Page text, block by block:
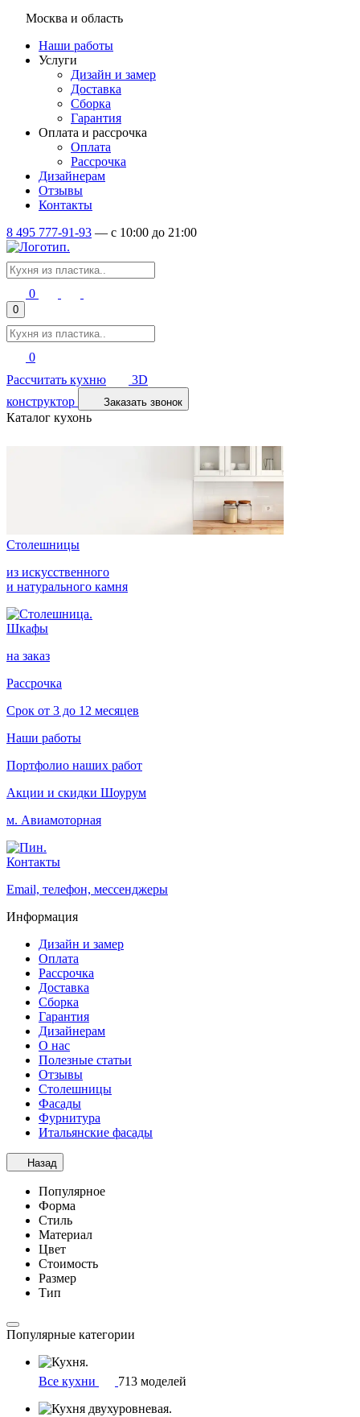
Москва и область
Наши работы
Услуги
Дизайн и замер
Доставка
Сборка
Гарантия
Оплата и рассрочка
Оплата
Рассрочка
Дизайнерам
Отзывы
Контакты
8 495 777-91-93 — c 10:00 до 21:00
0
0
0
Рассчитать кухню
3D
конструктор
Заказать звонок
Каталог кухонь
Столешницы
из искусственного
и натурального камня
Шкафы
на заказ
Рассрочка
Срок от 3 до 12 месяцев
Наши работы
Портфолио наших работ
Акции и скидки Шоурум
м. Авиамоторная
Контакты
Email, телефон, мессенджеры
Информация
Дизайн и замер
Оплата
Рассрочка
Доставка
Сборка
Гарантия
Дизайнерам
О нас
Полезные статьи
Отзывы
Столешницы
Фасады
Фурнитура
Итальянские фасады
Назад
Популярное
Форма
Стиль
Материал
Цвет
Стоимость
Размер
Тип
Популярные категории
Все кухни 713 моделей